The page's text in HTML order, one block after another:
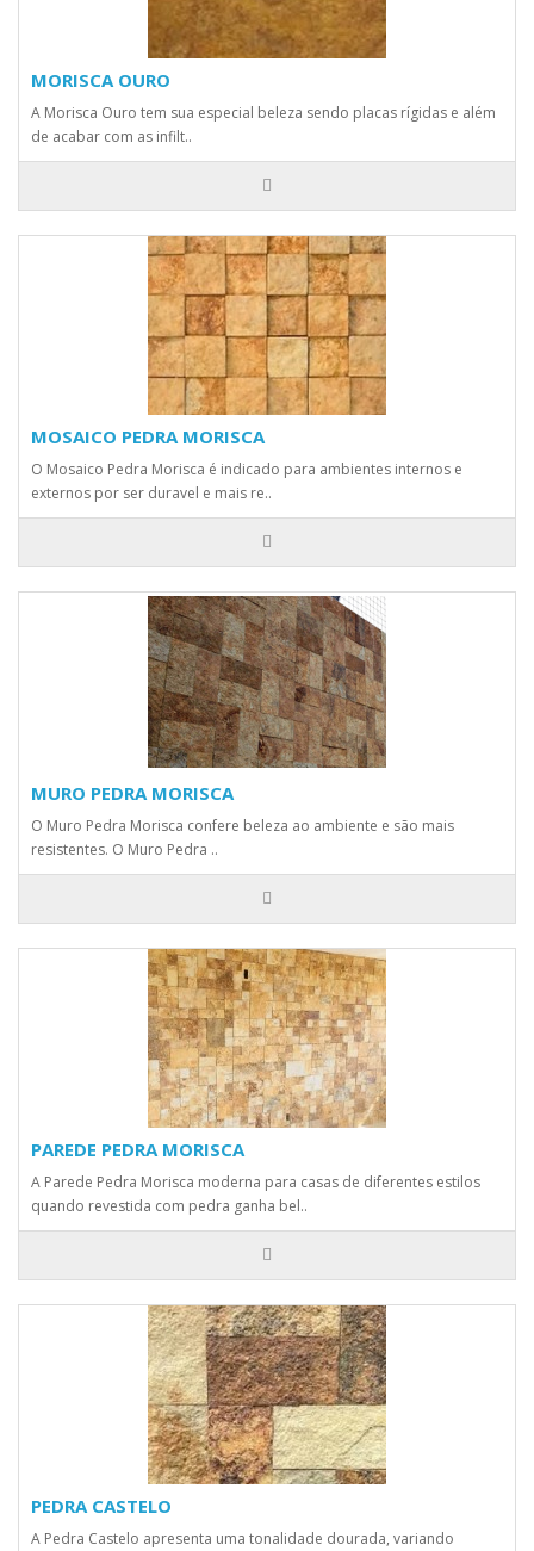
MORISCA OURO
A Morisca Ouro tem sua especial beleza sendo placas rígidas e além
de acabar com as infilt..
MOSAICO PEDRA MORISCA
O Mosaico Pedra Morisca é indicado para ambientes internos e
externos por ser duravel e mais re..
MURO PEDRA MORISCA
O Muro Pedra Morisca confere beleza ao ambiente e são mais
resistentes. O Muro Pedra ..
PAREDE PEDRA MORISCA
A Parede Pedra Morisca moderna para casas de diferentes estilos
quando revestida com pedra ganha bel..
PEDRA CASTELO
A Pedra Castelo apresenta uma tonalidade dourada, variando